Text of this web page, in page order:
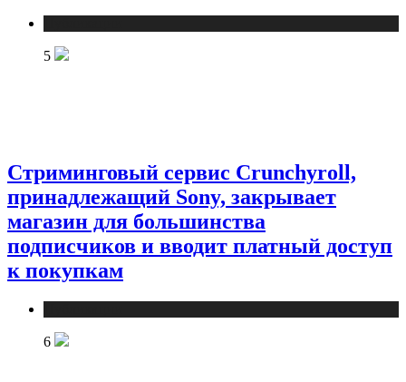
5
Стриминговый сервис Crunchyroll,
принадлежащий Sony, закрывает
магазин для большинства
подписчиков и вводит платный доступ
к покупкам
6